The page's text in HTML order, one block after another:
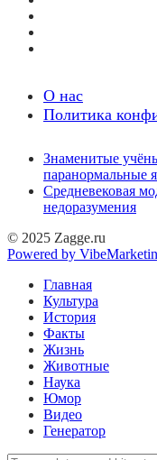
О нас
Политика
Знаменитые
паранормальные
Средневековая
недоразумения
© 2025 Zagge.ru
Powered by
Главная
Культура
История
Факты
Жизнь
Животные
Наука
Юмор
Видео
Генератор